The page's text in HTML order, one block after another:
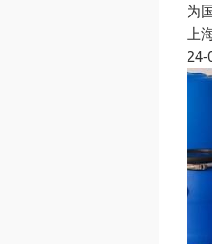
为
上
24-